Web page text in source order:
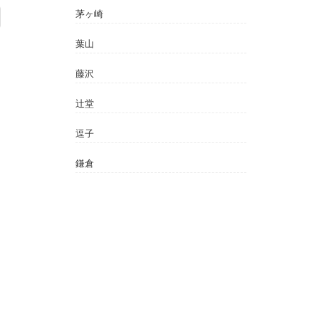
茅ヶ崎
葉山
藤沢
辻堂
逗子
鎌倉